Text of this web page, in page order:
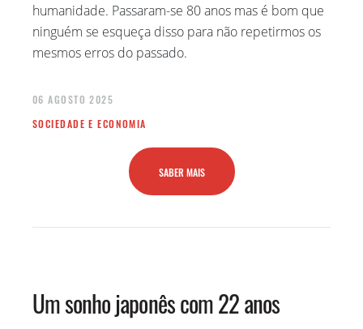
humanidade. Passaram-se 80 anos mas é bom que
ninguém se esqueça disso para não repetirmos os
mesmos erros do passado.
06 AGOSTO 2025
SOCIEDADE E ECONOMIA
SABER MAIS
Um sonho japonês com 22 anos